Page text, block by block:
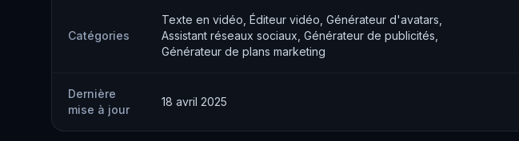
Catégories
Texte en vidéo, Éditeur vidéo, Générateur d'avatars,
Assistant réseaux sociaux, Générateur de publicités,
Générateur de plans marketing
Dernière
mise à jour
18 avril 2025